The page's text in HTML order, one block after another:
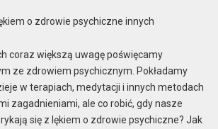
o zdrowie psychiczne innych
coraz większą uwagę poświęcamy
ze zdrowiem psychicznym. Pokładamy
w terapiach, medytacji i innych metodach
zagadnieniami, ale co robić, gdy nasze
się z lękiem o zdrowie psychiczne? Jak